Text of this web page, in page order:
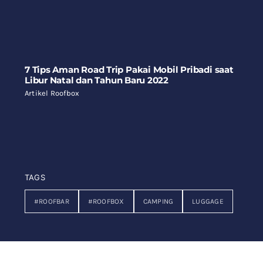
7 Tips Aman Road Trip Pakai Mobil Pribadi saat
Libur Natal dan Tahun Baru 2022
Artikel Roofbox
TAGS
#ROOFBAR #ROOFBOX CAMPING LUGGAGE